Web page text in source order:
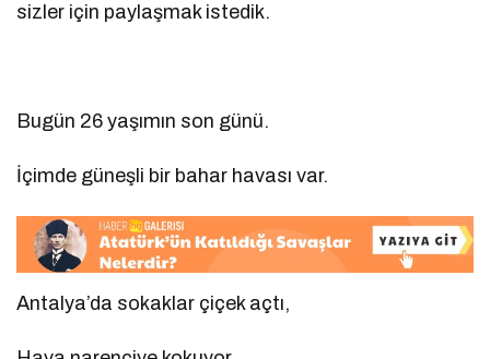
sizler için paylaşmak istedik.
Bugün 26 yaşımın son günü.
İçimde güneşli bir bahar havası var.
Antalya’da sokaklar çiçek açtı,